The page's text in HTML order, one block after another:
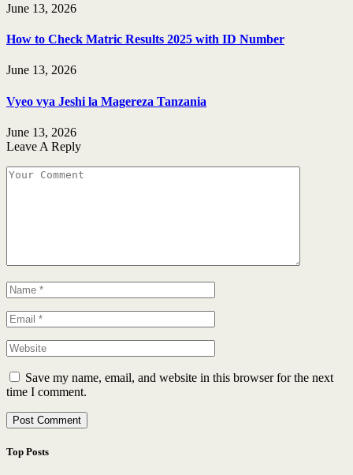
June 13, 2026
How to Check Matric Results 2025 with ID Number
June 13, 2026
Vyeo vya Jeshi la Magereza Tanzania
June 13, 2026
Leave A Reply
Save my name, email, and website in this browser for the next
time I comment.
Top Posts